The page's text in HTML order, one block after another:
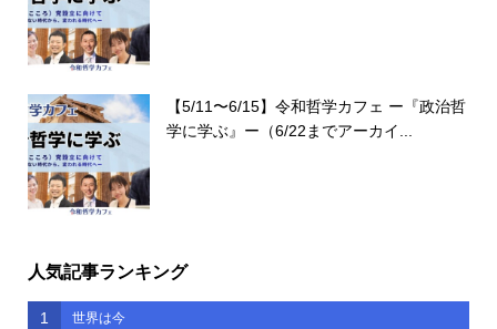
【5/11〜6/15】令和哲学カフェ ー『政治哲
学に学ぶ』ー（6/22までアーカイ...
人気記事ランキング
1 世界は今